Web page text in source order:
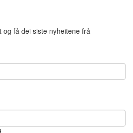
og få dei siste nyheitene frå